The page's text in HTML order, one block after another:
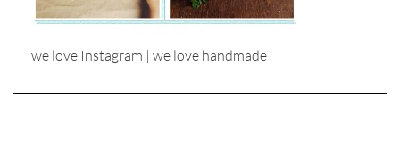
we love Instagram | we love handmade